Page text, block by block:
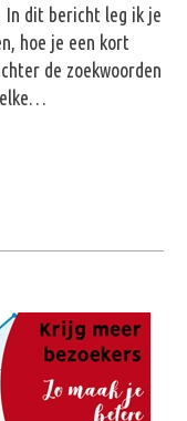
In dit bericht leg ik je
hoe je een kort
de zoekwoorden